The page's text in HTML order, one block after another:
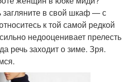
загляните в свой шкаф — с
к той самой редкой
недооценивает прелесть
речь заходит о зиме. Зря.